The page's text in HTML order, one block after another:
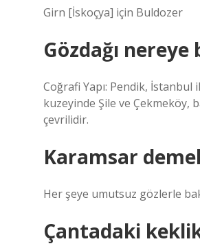
Girn [İskoçya] için Buldozer
Gözdağı nereye
Coğrafi Yapı: Pendik, İstanbul
kuzeyinde Şile ve Çekmeköy,
çevrilidir.
Karamsar
Her şeye umutsuz gözlerle
Çantadaki